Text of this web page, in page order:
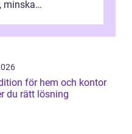
minska
för hem och kontor
du rätt lösning